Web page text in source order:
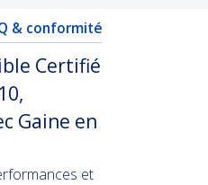
& conformité
Certifié
Gaine en
et